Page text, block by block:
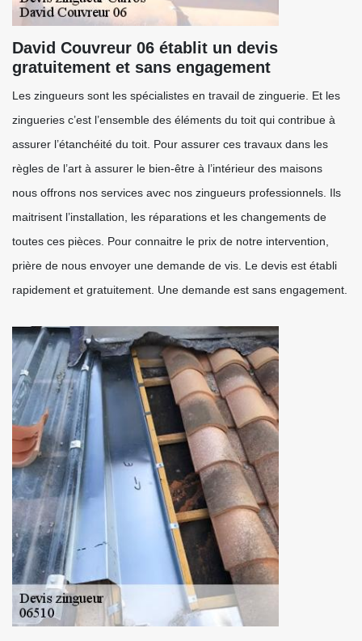
David Couvreur 06 établit un devis
gratuitement et sans engagement
Les zingueurs sont les spécialistes en travail de zinguerie. Et les
zingueries c’est l’ensemble des éléments du toit qui contribue à
assurer l’étanchéité du toit. Pour assurer ces travaux dans les
règles de l’art à assurer le bien-être à l’intérieur des maisons
nous offrons nos services avec nos zingueurs professionnels. Ils
maitrisent l’installation, les réparations et les changements de
toutes ces pièces. Pour connaitre le prix de notre intervention,
prière de nous envoyer une demande de vis. Le devis est établi
rapidement et gratuitement. Une demande est sans engagement.